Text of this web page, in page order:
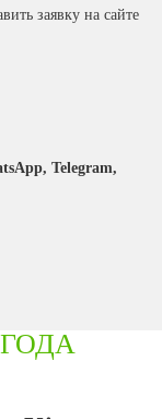
заявку на сайте
Telegram,
ГОДА